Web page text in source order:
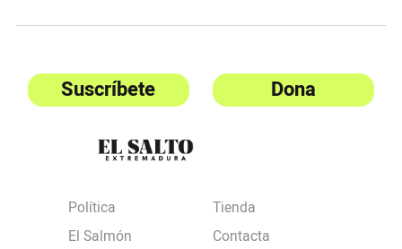
Suscríbete Dona
Política
El Salmón
Tienda
Contacta